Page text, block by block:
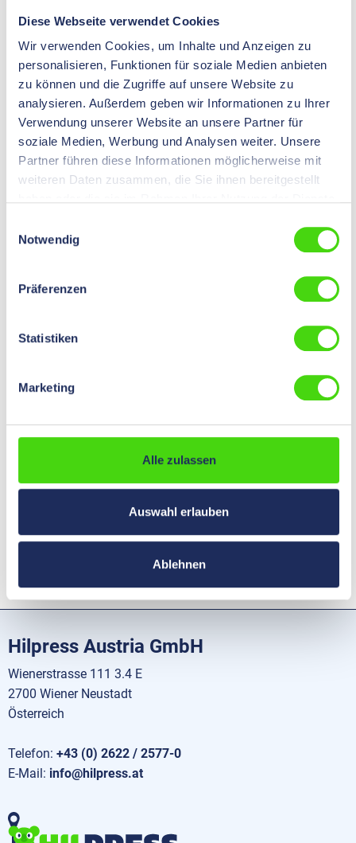
Diese Webseite verwendet Cookies
Wir verwenden Cookies, um Inhalte und Anzeigen zu
personalisieren, Funktionen für soziale Medien anbieten
zu können und die Zugriffe auf unsere Website zu
analysieren. Außerdem geben wir Informationen zu Ihrer
Verwendung unserer Website an unsere Partner für
soziale Medien, Werbung und Analysen weiter. Unsere
Partner führen diese Informationen möglicherweise mit
weiteren Daten zusammen, die Sie ihnen bereitgestellt
Notwendig
Präferenzen
Statistiken
Marketing
Alle zulassen
Auswahl erlauben
Ablehnen
HIL-BOX® Montageschiene, 93 x 35 x 7 mm
€ 0,00*
Inhalt:
Preise nachLogin sichtbar.
Nicht das Passende gefunden?
Kein Problem – wir bieten auch individuelle Lösungen
außerhalb unseres Standardsortiments an. Teilen Sie uns
Hilpress Austria GmbH
Wienerstrasse 111 3.4 E
2700 Wiener Neustadt
Österreich
Telefon: +43 (0) 2622 / 2577-0
E-Mail: info@hilpress.at